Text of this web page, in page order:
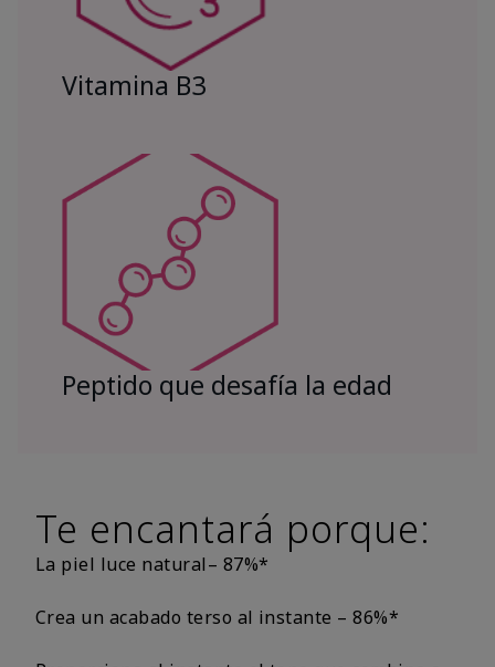
Vitamina B3
Peptido que desafía la edad
Te encantará porque:
La piel luce natural– 87%*
Crea un acabado terso al instante – 86%*